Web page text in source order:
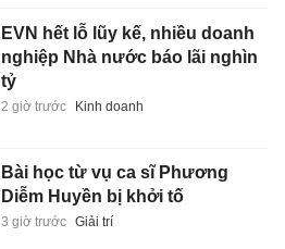
EVN hết lỗ lũy kế, nhiều doanh
nghiệp Nhà nước báo lãi nghìn
tỷ
2 giờ trước Kinh doanh
Bài học từ vụ ca sĩ Phương
Diễm Huyền bị khởi tố
3 giờ trước Giải trí